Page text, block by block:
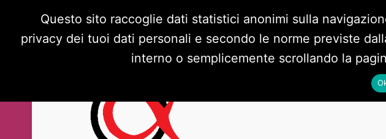
Questo sito raccoglie dati statistici anonimi sulla
privacy dei tuoi dati personali e secondo le norme previste
interno o semplicemente scrollando la